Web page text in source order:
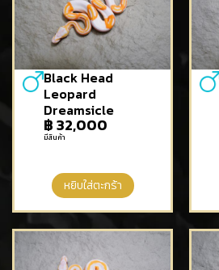
Black Head
Leopard
Dreamsicle
฿32,000
มีสินค้า
หยิบใส่ตะกร้า